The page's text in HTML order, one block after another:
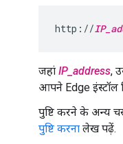
http://
जहां IP_address,
आपने Edge
पुष्टि करने के अन्य
पुष्टि करना लेख पढ़ें.